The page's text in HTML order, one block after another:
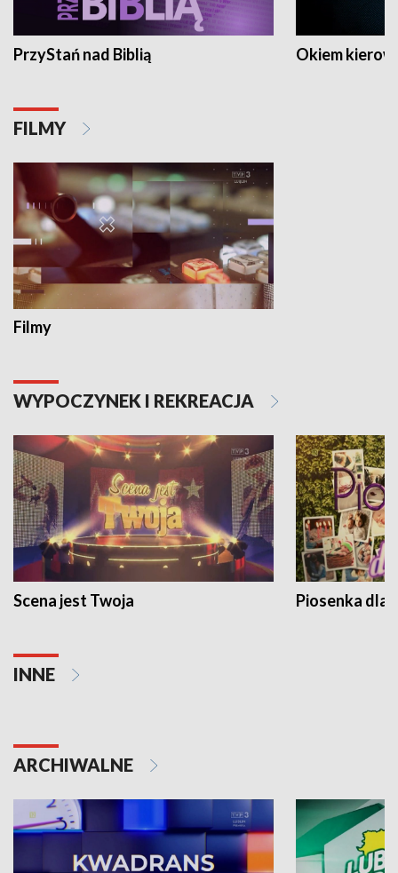
PrzyStań nad Biblią Okiem
FILMY
Filmy
WYPOCZYNEK I REKREACJA
Scena jest Twoja Piosenka dla
INNE
ARCHIWALNE